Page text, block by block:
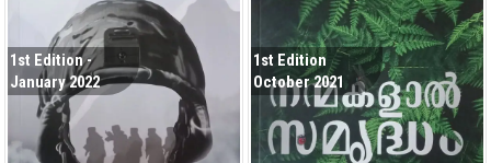
1st Edition -
January 2022
1st Edition
October 2021